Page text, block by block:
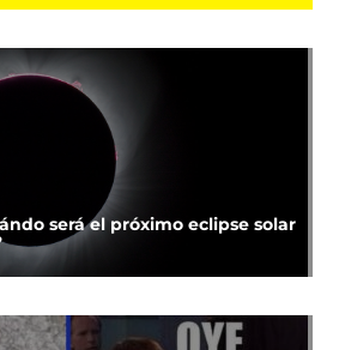
será el próximo eclipse solar